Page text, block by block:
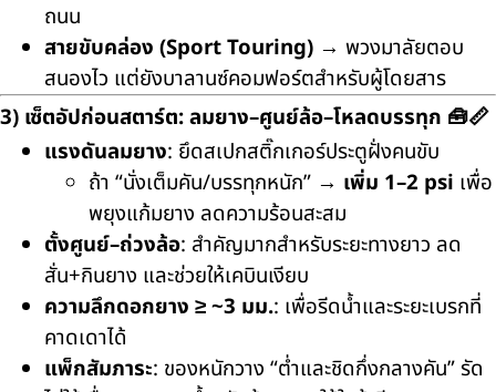
ถนน
สายขับคล่อง (Sport Touring) → พวงมาลัยตอบ
สนองไว แต่ยังบาลานซ์คอมฟอร์ตสำหรับผู้โดยสาร
3) เซ็ตอัปก่อนสตาร์ต: ลมยาง–ศูนย์ล้อ–โหลดบรรทุก 🧰📏
แรงดันลมยาง: ยึดสเปกสติ๊กเกอร์ประตูฝั่งคนขับ
ถ้า “นั่งเต็มคัน/บรรทุกหนัก” → เพิ่ม 1–2 psi เพื่อ
พยุงแก้มยาง ลดความร้อนสะสม
ตั้งศูนย์–ถ่วงล้อ: สำคัญมากสำหรับระยะทางยาว ลด
สั่น+กินยาง และช่วยให้เคบินเงียบ
ความลึกดอกยาง ≥ ~3 มม.: เพื่อรีดน้ำและระยะเบรกที่
คาดเดาได้
แพ็กสัมภาระ: ของหนักวาง “ต่ำและชิดกึ่งกลางคัน” รัด